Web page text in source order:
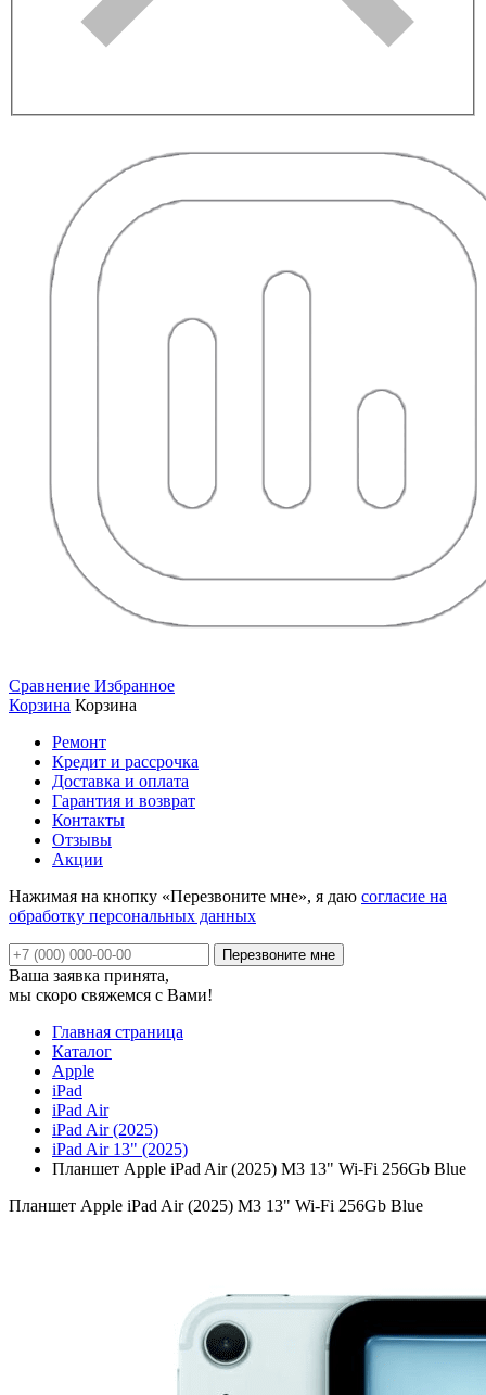
Сравнение Избранное
Корзина Корзина
Ремонт
Кредит и рассрочка
Доставка и оплата
Гарантия и возврат
Контакты
Отзывы
Акции
Нажимая на кнопку «Перезвоните мне», я даю согласие на
обработку персональных данных
Ваша заявка принята,
мы скоро свяжемся с Вами!
Главная страница
Каталог
Apple
iPad
iPad Air
iPad Air (2025)
iPad Air 13" (2025)
Планшет Apple iPad Air (2025) M3 13" Wi-Fi 256Gb Blue
Планшет Apple iPad Air (2025) M3 13" Wi-Fi 256Gb Blue